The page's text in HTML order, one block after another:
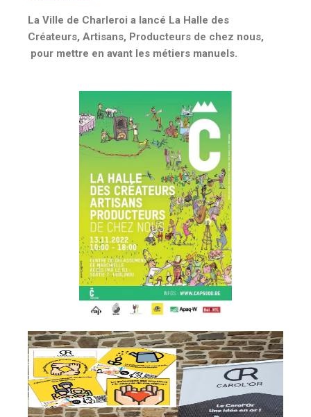
La Ville de Charleroi a lancé La Halle des
Créateurs, Artisans, Producteurs de chez nous,
pour mettre en avant les métiers manuels.